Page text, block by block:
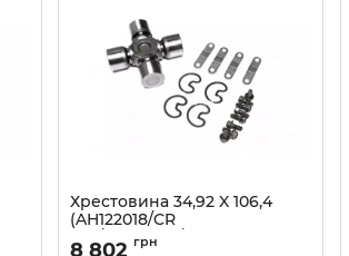
Хрестовина 34,92 X 106,4
(AH122018/CR
234/AH207921/84355344) John
8 802 грн